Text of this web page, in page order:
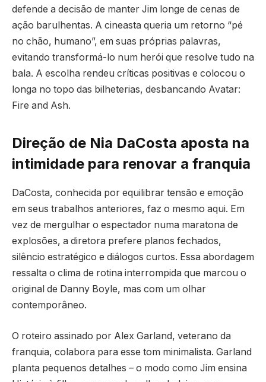
defende a decisão de manter Jim longe de cenas de
ação barulhentas. A cineasta queria um retorno “pé
no chão, humano”, em suas próprias palavras,
evitando transformá-lo num herói que resolve tudo na
bala. A escolha rendeu críticas positivas e colocou o
longa no topo das bilheterias, desbancando Avatar:
Fire and Ash.
Direção de Nia DaCosta aposta na
intimidade para renovar a franquia
DaCosta, conhecida por equilibrar tensão e emoção
em seus trabalhos anteriores, faz o mesmo aqui. Em
vez de mergulhar o espectador numa maratona de
explosões, a diretora prefere planos fechados,
silêncio estratégico e diálogos curtos. Essa abordagem
ressalta o clima de rotina interrompida que marcou o
original de Danny Boyle, mas com um olhar
contemporâneo.
O roteiro assinado por Alex Garland, veterano da
franquia, colabora para esse tom minimalista. Garland
planta pequenos detalhes – o modo como Jim ensina